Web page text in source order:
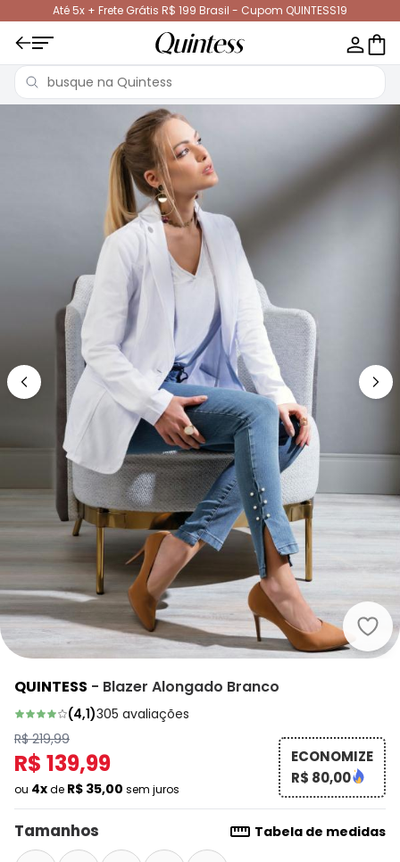
Até 5x + Frete Grátis R$ 199 Brasil - Cupom QUINTESS19
QUINTESS - Blazer Alongado Branco
(4,1)305 avaliações
R$ 219,99
R$ 139,99
ou 4xde R$ 35,00 sem juros
ECONOMIZE
R$ 80,00
Tamanhos Tabela de medidas